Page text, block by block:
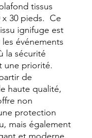
tissus
x 30 pieds. Ce
ignifuge est
événements
la sécurité
une priorité.
de
haute qualité,
non
protection
mais également